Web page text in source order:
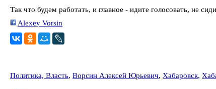
Так что будем работать, и главное - идите голосовать, не
Alexey Vorsin
Политика, Власть, Ворсин Алексей Юрьевич, Хабаровск,